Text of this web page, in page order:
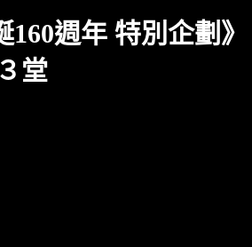
160週年 特別企劃》
堂